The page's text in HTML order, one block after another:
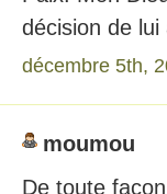
décision de
décembre 5th,
moumou
De toute